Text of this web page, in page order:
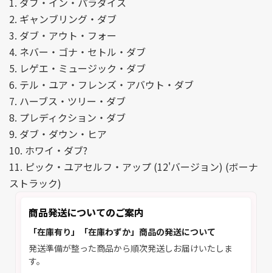
2. ギャンブリング・ダブ
3. ダブ・アウト・フォー
4. ネバー・ゴナ・セトル・ダブ
5. レゲエ・ミュージック・ダブ
6. テル・ユア・フレンズ・アバウト・ダブ
7. ハーブス・ツリー・ダブ
8. プレディクション・ダブ
9. ダブ・ダウン・ヒア
10. ホワイ・ダブ?
11. ピック・ユアセルフ・アップ (12'バージョン) (ボーナ
ストラック)
商品発送についてのご案内
「在庫有り」「在庫わずか」商品の発送について
発送準備が整った商品から順次発送しお届けいたしま
す。